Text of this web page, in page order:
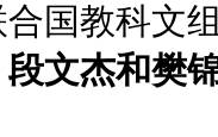
国教科文
文杰和樊